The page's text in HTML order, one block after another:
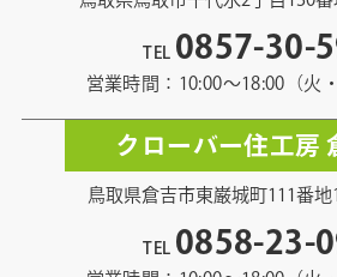
TEL 0857-30-
営業時間：10:00〜18:00（火
クローバー住工房
鳥取県倉吉市東巌城町111番地1
TEL 0858-23-